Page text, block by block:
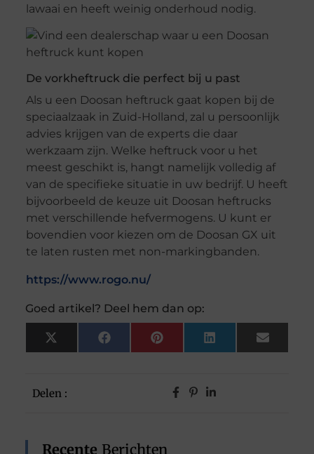
Delen :
Recente Berichten
lawaai en heeft weinig onderhoud nodig.
De vorkheftruck die perfect bij u past
Als u een Doosan heftruck gaat kopen bij de
speciaalzaak in Zuid-Holland, zal u persoonlijk
advies krijgen van de experts die daar
werkzaam zijn. Welke heftruck voor u het
meest geschikt is, hangt namelijk volledig af
van de specifieke situatie in uw bedrijf. U heeft
bijvoorbeeld de keuze uit Doosan heftrucks
met verschillende hefvermogens. U kunt er
bovendien voor kiezen om de Doosan GX uit
te laten rusten met non-markingbanden.
https://www.rogo.nu/
Goed artikel? Deel hem dan op:
X
(Twitter)
FacebookPinterestLinkedInEmail